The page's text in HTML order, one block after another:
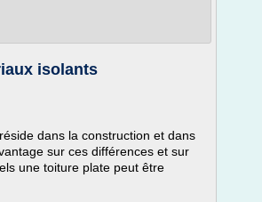
isolants
dans la construction et dans
sur ces différences et sur
une toiture plate peut être